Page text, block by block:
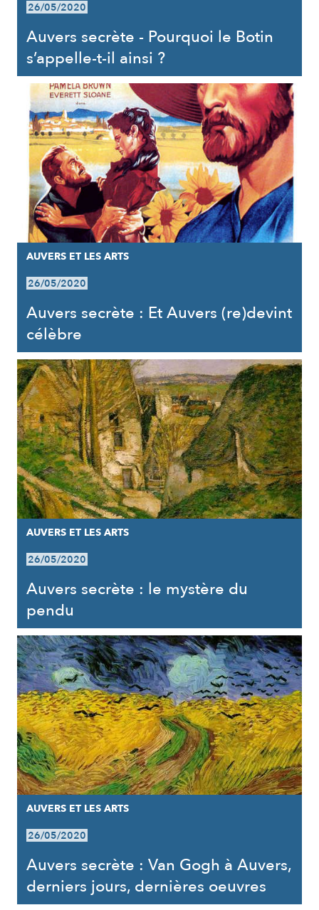
26/05/2020
Auvers secrète - Pourquoi le Botin
s’appelle-t-il ainsi ?
AUVERS ET LES ARTS
26/05/2020
Auvers secrète : Et Auvers (re)devint
célèbre
AUVERS ET LES ARTS
26/05/2020
Auvers secrète : le mystère du
pendu
AUVERS ET LES ARTS
26/05/2020
Auvers secrète : Van Gogh à Auvers,
derniers jours, dernières oeuvres